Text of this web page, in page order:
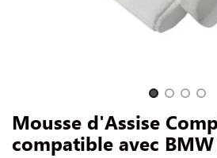
Mousse d'Assise
compatible avec